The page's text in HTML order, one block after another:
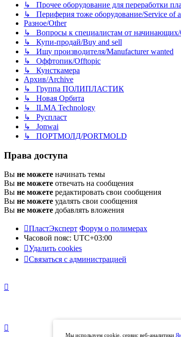
↳ Прочее оборудование для переработки
↳ Периферия тоже оборудование/Service of
Разное/Other
↳ Вопросы к специалистам от начинающих/
↳ Купи-продай/Buy and sell
↳ Ищу производителя/Manufacturer wanted
↳ Оффтопик/Offtopic
↳ Кунсткамера
Архив/Archive
↳ Группа ПОЛИПЛАСТИК
↳ Новая Орбита
↳ ILMA Technology
↳ Руспласт
↳ Jonwai
↳ ПОРТМОЛД/PORTMOLD
Права доступа
Вы не можете начинать темы
Вы не можете отвечать на сообщения
Вы не можете редактировать свои сообщения
Вы не можете удалять свои сообщения
Вы не можете добавлять вложения
ПластЭксперт Форум о полимерах
Часовой пояс: UTC+03:00
Удалить cookies
Связаться с администрацией
Мы используем cookie, сервис веб-аналитики